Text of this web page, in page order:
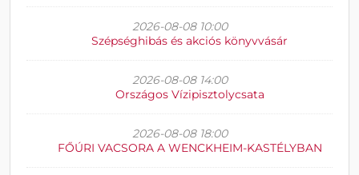
2026-08-08 10:00
Szépséghibás és akciós könyvvásár
2026-08-08 14:00
Országos Vízipisztolycsata
2026-08-08 18:00
FŐÚRI VACSORA A WENCKHEIM-KASTÉLYBAN